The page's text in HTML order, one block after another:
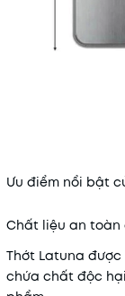
Ưu điểm nổi bật
Chất liệu an toàn
Thớt Latuna
chứa chất độc